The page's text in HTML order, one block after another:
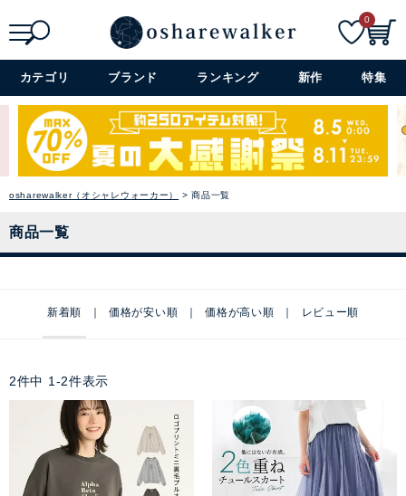
詳細検索+
0
カテゴリ ブランド ランキング 新作 特集
osharewalker（オシャレウォーカー） 商品一覧
商品一覧
新着順 価格が安い順 価格が高い順 レビュー順
2件中 1 -2件表示